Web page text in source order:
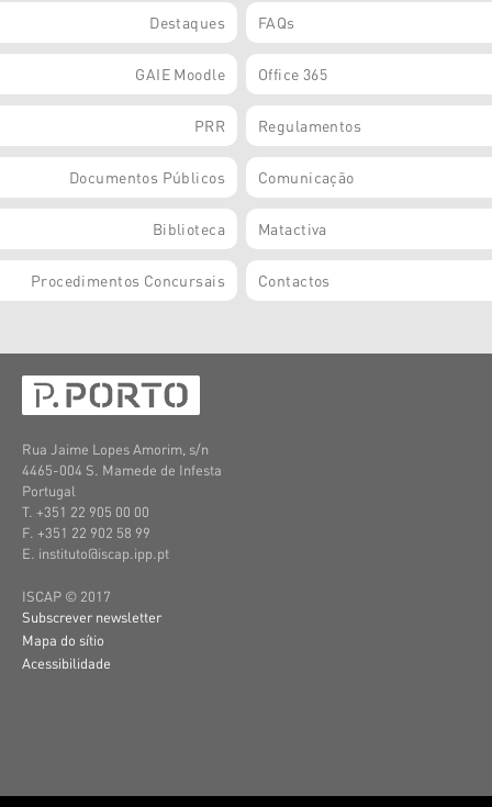
Destaques FAQs
GAIE Moodle Office 365
PRR Regulamentos
Documentos Públicos Comunicação
Biblioteca Matactiva
Procedimentos Concursais Contactos
Rua Jaime Lopes Amorim, s/n
4465-004 S. Mamede de Infesta
Portugal
T. +351 22 905 00 00
F. +351 22 902 58 99
E. instituto@iscap.ipp.pt
ISCAP © 2017
Subscrever newsletter
Mapa do sítio
Acessibilidade